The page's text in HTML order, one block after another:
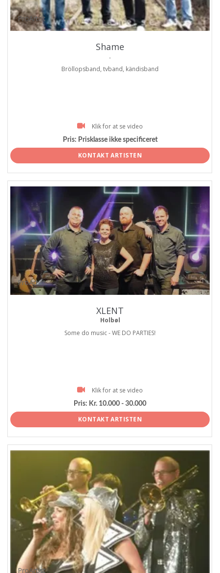
ProArtist
Shame
.
Bröllopsband, tvband, kändisband
Klik for at se video
Pris: Prisklasse ikke specificeret
KONTAKT ARTISTEN
ProArtist
XLENT
Holbøl
Some do music - WE DO PARTIES!
Klik for at se video
Pris: Kr. 10.000 - 30.000
KONTAKT ARTISTEN
ProArtist